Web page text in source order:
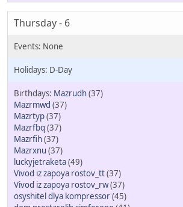
Thursday - 6
D-Day
Mazrudh(37)
Mazrmwd (37)
Mazrtyp(37)
Mazrfbq (37)
Mazrfih(37)
Mazrxnu (37)
luckyjetraketa(49)
Vivod iz zapoya rostov_tt(37)
Vivod iz zapoya rostov_rw(37)
osyshitel dlya kompressor(45)